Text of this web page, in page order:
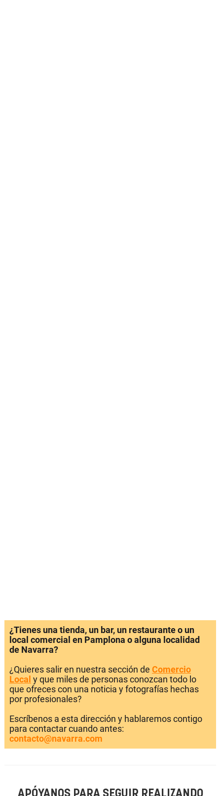
¿Tienes una tienda, un bar, un restaurante o un
local comercial en Pamplona o alguna localidad
de Navarra?
¿Quieres salir en nuestra sección de Comercio
Local y que miles de personas conozcan todo lo
que ofreces con una noticia y fotografías hechas
por profesionales?
Escríbenos a esta dirección y hablaremos contigo
para contactar cuando antes:
contacto@navarra.com